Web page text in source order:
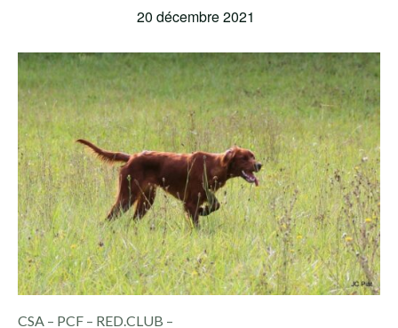
20 décembre 2021
CSA – PCF – RED.CLUB –